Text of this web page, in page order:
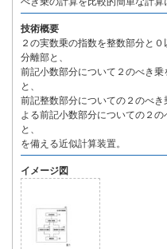
技術概要
２の実数乗の指数を整数部分と
分離部と、
前記小数部分について２のべき
と、
前記整数部分についての２のべ
よる前記小数部分についての２
と、
を備える近似計算装置。
イメージ図